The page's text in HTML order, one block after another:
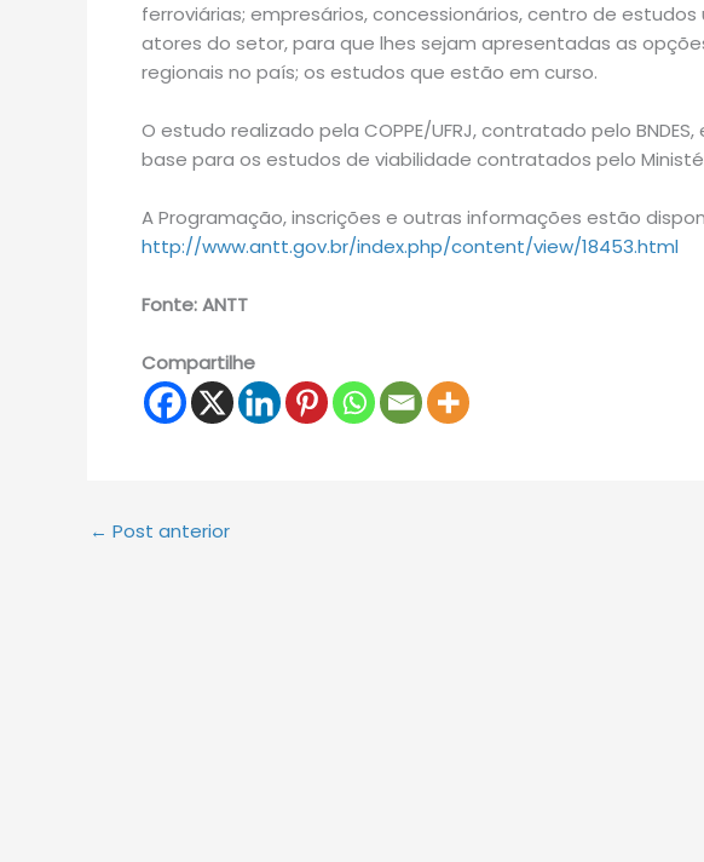
ferroviárias; empresários, concessionários, centro de
atores do setor, para que lhes sejam apresentadas as
regionais no país; os estudos que estão em curso.
O estudo realizado pela COPPE/UFRJ, contratado pelo
base para os estudos de viabilidade contratados pelo
A Programação, inscrições e outras informações estão
http://www.antt.gov.br/index.php/content/view/18453.html
Fonte: ANTT
Compartilhe
← Post anterior